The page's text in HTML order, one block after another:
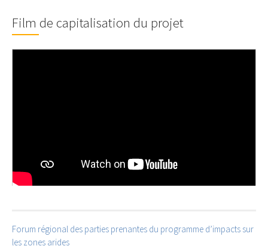
Film de capitalisation du projet
Forum régional des parties prenantes du programme d’impacts sur
les zones arides